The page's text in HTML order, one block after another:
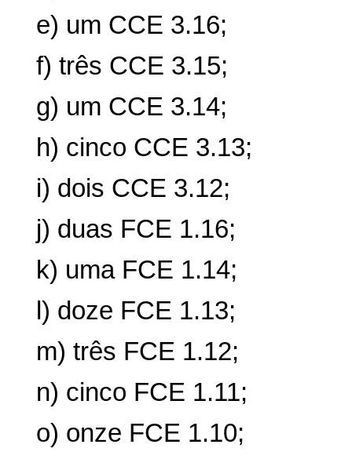
e) um CCE 3.16;
f) três CCE 3.15;
g) um CCE 3.14;
h) cinco CCE 3.13;
i) dois CCE 3.12;
j) duas FCE 1.16;
k) uma FCE 1.14;
l) doze FCE 1.13;
m) três FCE 1.12;
n) cinco FCE 1.11;
o) onze FCE 1.10;